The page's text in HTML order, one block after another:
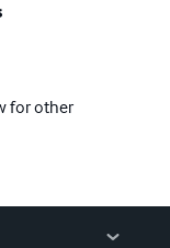
for other